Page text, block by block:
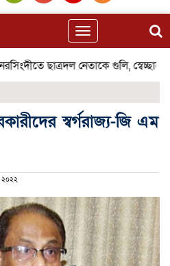
Toggle
navigation
ছাত্রদল নেতাকে গুলি,
স্বর্গরাজ্য-জি এম
২০২২